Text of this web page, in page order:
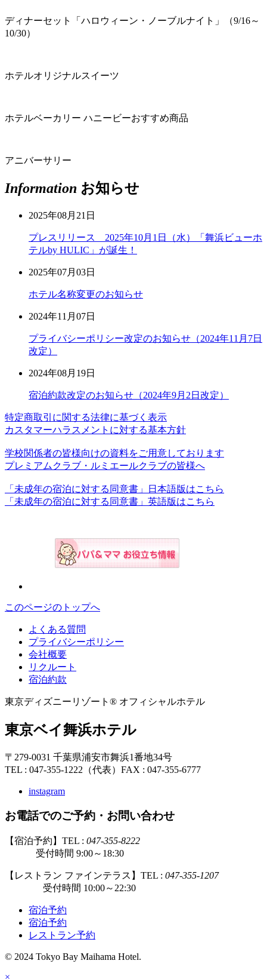
ディナーセット「ハロウィーン・ノーブルナイト」（9/16～
10/30）
ホテルオリジナルスイーツ
ホテルベーカリー ハニービーおすすめ商品
アニバーサリー
Information お知らせ
2025年08月21日
プレスリリース 2025年10月1日（水）「舞浜ビューホ
テルby HULIC」が誕生！
2025年07月03日
ホテル名称変更のお知らせ
2024年11月07日
プライバシーポリシー改定のお知らせ（2024年11月7日
改定）
2024年08月19日
宿泊約款改定のお知らせ（2024年9月2日改定）
特定商取引に関する法律に基づく表示
カスタマーハラスメントに対する基本方針
学校関係者の皆様向けの資料をご用意しております
プレミアムクラブ・ルミエールクラブの皆様へ
「未成年の宿泊に対する同意書」日本語版はこちら
「未成年の宿泊に対する同意書」英語版はこちら
このページのトップへ
よくある質問
プライバシーポリシー
会社概要
リクルート
宿泊約款
東京ディズニーリゾート® オフィシャルホテル
東京ベイ舞浜ホテル
〒279-0031 千葉県浦安市舞浜1番地34号
TEL : 047-355-1222（代表） FAX : 047-355-6777
instagram
お電話でのご予約・お問い合わせ
【宿泊予約】TEL : 047-355-8222
受付時間 9:00～18:30
【レストラン ファインテラス】TEL : 047-355-1207
受付時間 10:00～22:30
宿泊予約
宿泊予約
レストラン予約
© 2024 Tokyo Bay Maihama Hotel.
×